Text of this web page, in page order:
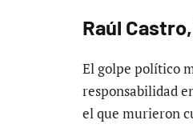
Raúl
El golpe político
responsabilidad
el que murieron